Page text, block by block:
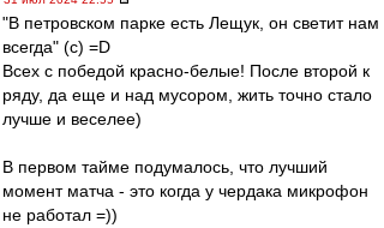
"В петровском парке есть Лещук, он светит нам
всегда" (с) =D
Всех с победой красно-белые! После второй к
ряду, да еще и над мусором, жить точно стало
лучше и веселее)
В первом тайме подумалось, что лучший
момент матча - это когда у чердака микрофон
не работал =))